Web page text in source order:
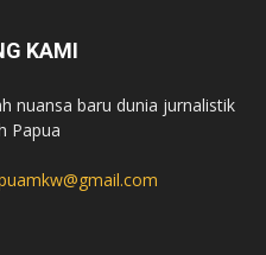
KAMI
nuansa baru dunia jurnalistik
Papua